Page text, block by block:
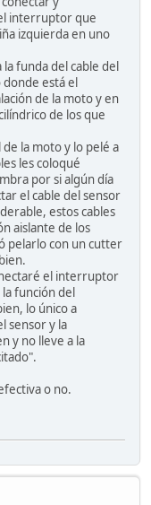
interruptor que
izquierda en uno
funda del cable del
está el
de la moto y en
de los que
la moto y lo pelé a
les coloqué
por si algún día
el cable del sensor
estos cables
aislante de los
pelarlo con un cutter
el interruptor
la función del
lo único a
sensor y la
y no lleve a la
o no.